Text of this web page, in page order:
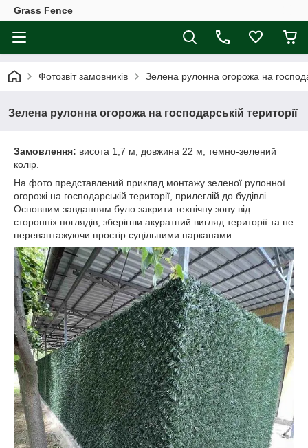
Grass Fence
Фотозвіт замовників Зелена рулонна огорожа на
Зелена рулонна огорожа на господарській території
Замовлення: висота 1,7 м, довжина 22 м, темно-зелений
колір.
На фото представлений приклад монтажу зеленої рулонної
огорожі на господарській території, прилеглій до будівлі.
Основним завданням було закрити технічну зону від
сторонніх поглядів, зберігши акуратний вигляд території та не
перевантажуючи простір суцільними парканами.